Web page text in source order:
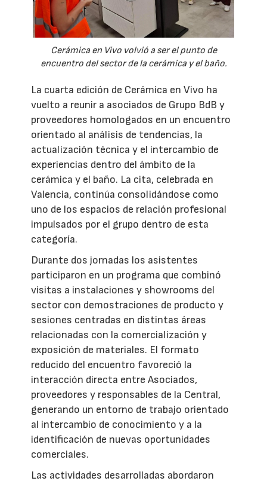
Cerámica en Vivo volvió a ser el punto de
encuentro del sector de la cerámica y el baño.
La cuarta edición de Cerámica en Vivo ha
vuelto a reunir a asociados de Grupo BdB y
proveedores homologados en un encuentro
orientado al análisis de tendencias, la
actualización técnica y el intercambio de
experiencias dentro del ámbito de la
cerámica y el baño. La cita, celebrada en
Valencia, continúa consolidándose como
uno de los espacios de relación profesional
impulsados por el grupo dentro de esta
categoría.
Durante dos jornadas los asistentes
participaron en un programa que combinó
visitas a instalaciones y showrooms del
sector con demostraciones de producto y
sesiones centradas en distintas áreas
relacionadas con la comercialización y
exposición de materiales. El formato
reducido del encuentro favoreció la
interacción directa entre Asociados,
proveedores y responsables de la Central,
generando un entorno de trabajo orientado
al intercambio de conocimiento y a la
identificación de nuevas oportunidades
comerciales.
Las actividades desarrolladas abordaron